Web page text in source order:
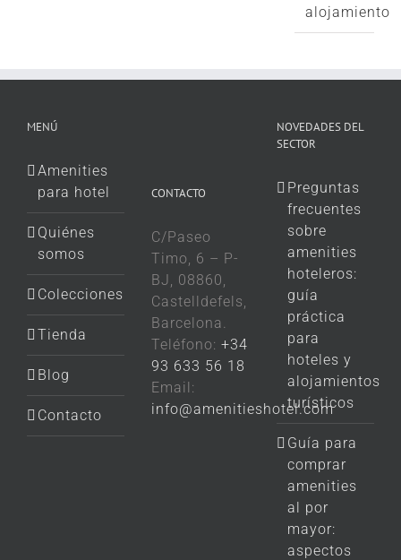
alojamiento
MENÚ
Amenities
para hotel
Quiénes
somos
Colecciones
Tienda
Blog
Contacto
CONTACTO
C/Paseo
Timo, 6 – P-
BJ, 08860,
Castelldefels,
Barcelona.
Teléfono:+34
93 633 56 18
Email:
info@amenitieshotel.com
NOVEDADES DEL
SECTOR
Preguntas
frecuentes
sobre
amenities
hoteleros:
guía
práctica
para
hoteles y
alojamientos
turísticos
Guía para
comprar
amenities
al por
mayor:
aspectos